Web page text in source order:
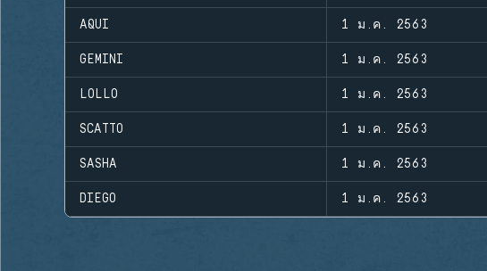
AQUI 1 ม.ค. 2563
GEMINI 1 ม.ค. 2563
LOLLO 1 ม.ค. 2563
SCATTO 1 ม.ค. 2563
SASHA 1 ม.ค. 2563
DIEGO 1 ม.ค. 2563